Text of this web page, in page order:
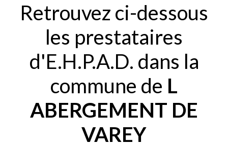
Retrouvez ci-dessous
les prestataires
d'E.H.P.A.D. dans la
commune de L
ABERGEMENT DE
VAREY